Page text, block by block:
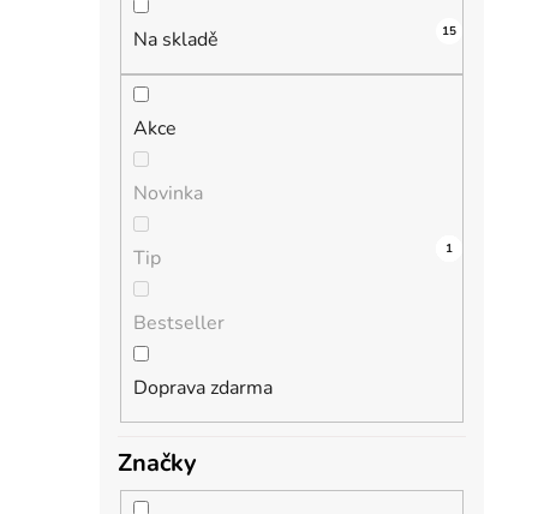
Na skladě 15
Akce
2
Novinka
0
Tip 0
Bestseller
0
Doprava zdarma
1
Značky